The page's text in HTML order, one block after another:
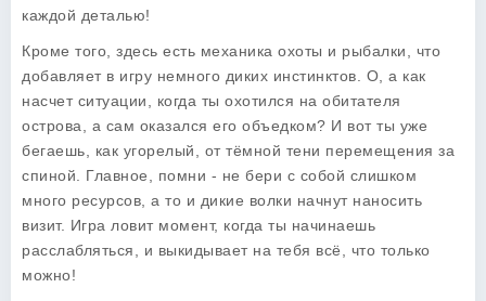
каждой деталью!
Кроме того, здесь есть механика охоты и рыбалки, что
добавляет в игру немного диких инстинктов. О, а как
насчет ситуации, когда ты охотился на обитателя
острова, а сам оказался его объедком? И вот ты уже
бегаешь, как угорелый, от тёмной тени перемещения за
спиной. Главное, помни - не бери с собой слишком
много ресурсов, а то и дикие волки начнут наносить
визит. Игра ловит момент, когда ты начинаешь
расслабляться, и выкидывает на тебя всё, что только
можно!